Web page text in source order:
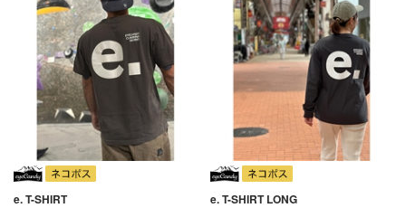
e. T-SHIRT e. T-SHIRT LONG